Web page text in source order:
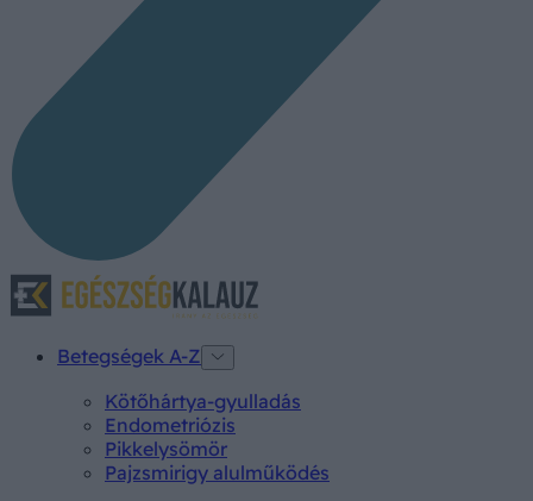
Betegségek A-Z
Kötőhártya-gyulladás
Endometriózis
Pikkelysömör
Pajzsmirigy alulműködés